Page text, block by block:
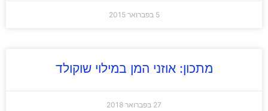
5 בפברואר 2015
מתכון: אוזני המן במילוי שוקולד
27 בפברואר 2018